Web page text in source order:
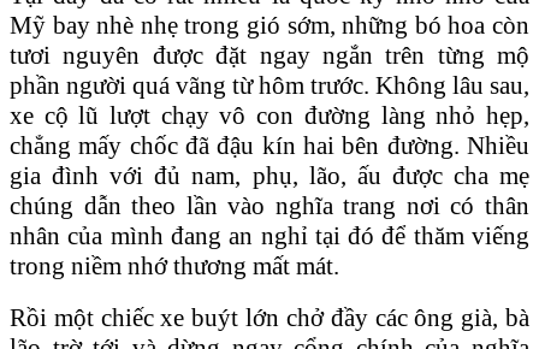
Mỹ bay nhè nhẹ trong gió sớm, những bó hoa còn
tươi nguyên được đặt ngay ngắn trên từng mộ
phần người quá vãng từ hôm trước. Không lâu sau,
xe cộ lũ lượt chạy vô con đường làng nhỏ hẹp,
chẳng mấy chốc đã đậu kín hai bên đường. Nhiều
gia đình với đủ nam, phụ, lão, ấu được cha mẹ
chúng dẫn theo lần vào nghĩa trang nơi có thân
nhân của mình đang an nghỉ tại đó để thăm viếng
trong niềm nhớ thương mất mát.
Rồi một chiếc xe buýt lớn chở đầy các ông già, bà